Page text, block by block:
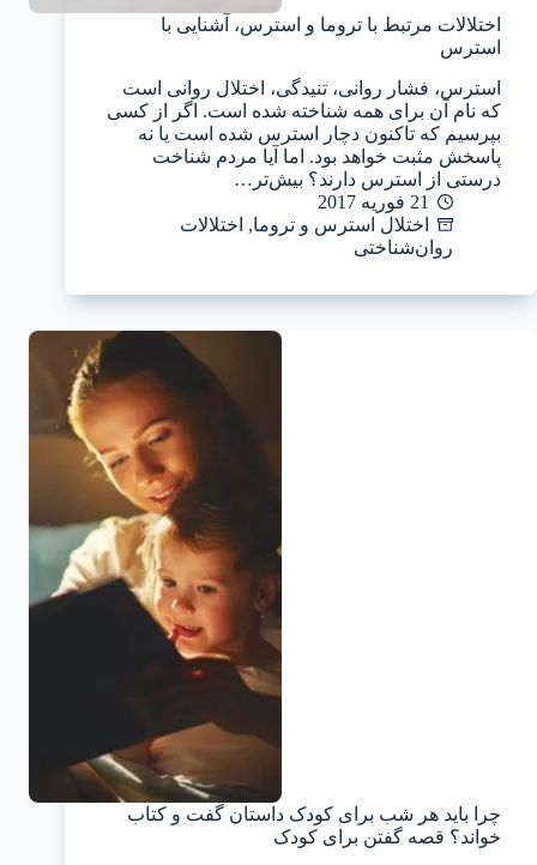
اختلالات مرتبط با تروما و استرس، آشنایی با
استرس
استرس، فشار روانی، تنیدگی، اختلال روانی است
که نام آن برای همه شناخته شده است. اگر از کسی
بپرسیم که تاکنون دچار استرس شده است یا نه
پاسخش مثبت خواهد بود. اما آیا مردم شناخت
درستی از استرس دارند؟ بیش‌تر…
21 فوریه 2017
اختلال استرس و تروما, اختلالات
روان‌شناختی
چرا باید هر شب برای کودک داستان گفت و کتاب
خواند؟ قصه گفتن برای کودک